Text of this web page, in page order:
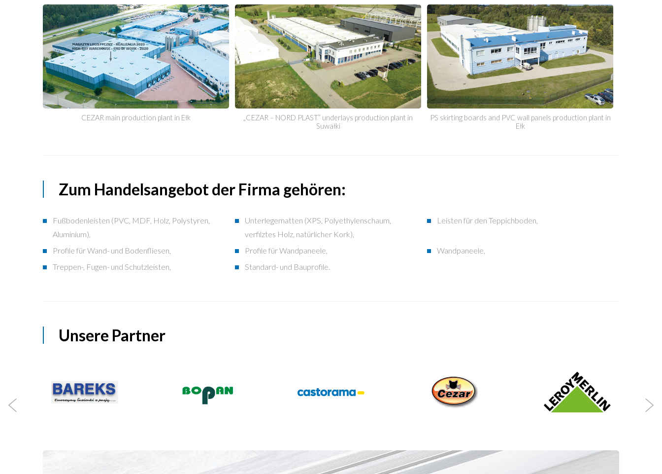
CEZAR main production plant in Ełk
„CEZAR – NORD PLAST” underlays production plant in
Suwałki
PS skirting boards and PVC wall panels production plant in
Ełk
Zum Handelsangebot der Firma gehören:
Fußbodenleisten (PVC, MDF, Holz, Polystyren,
Aluminium),
Unterlegematten (XPS, Polyethylenschaum,
verfilztes Holz, natürlicher Kork),
Leisten für den Teppichboden,
Profile für Wand- und Bodenfliesen, Profile für Wandpaneele,
Wandpaneele,
Treppen-, Fugen- und Schutzleisten,
Standard- und Bauprofile.
Unsere Partner